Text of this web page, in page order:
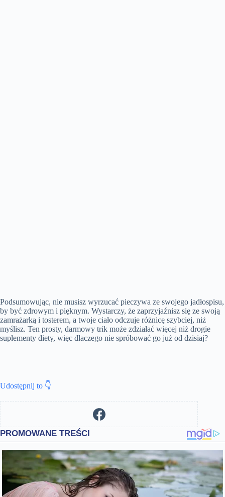
Podsumowując, nie musisz wyrzucać pieczywa ze swojego jadłospisu,
by być zdrowym i pięknym. Wystarczy, że zaprzyjaźnisz się ze swoją
zamrażarką i tosterem, a twoje ciało odczuje różnicę szybciej, niż
myślisz. Ten prosty, darmowy trik może zdziałać więcej niż drogie
suplementy diety, więc dlaczego nie spróbować go już od dzisiaj?
Udostępnij to 👇